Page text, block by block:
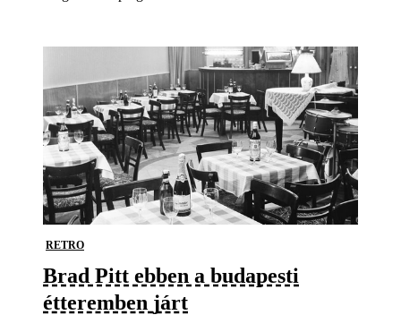
RETRO
Brad Pitt ebben a budapesti
étteremben járt